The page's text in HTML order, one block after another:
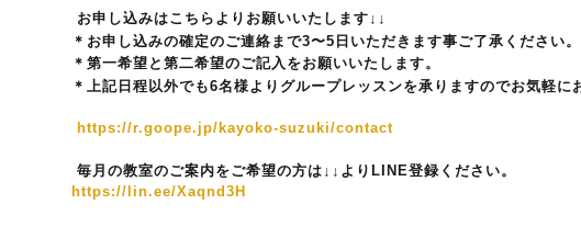
お申し込みはこちらよりお願いいたします↓↓
＊お申し込みの確定のご連絡まで3〜5 日いただきます事ご了承ください。
＊第一希望と第二希望のご記入をお願いいたします。
＊上記日程以外でも6名様よりグループレッスンを承りますのでお気軽に
https://r.goope.jp/kayoko-suzuki/contact
毎月の教室のご案内をご希望の方は↓↓より LINE登録ください。
https://lin.ee/Xaqnd3H